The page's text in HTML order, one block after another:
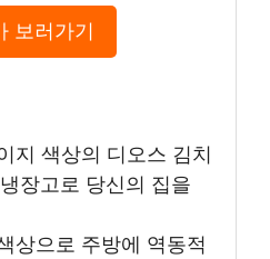
보러가기
지 색상의 디오스 김치
장고로 당신의 집을
상으로 주방에 역동적